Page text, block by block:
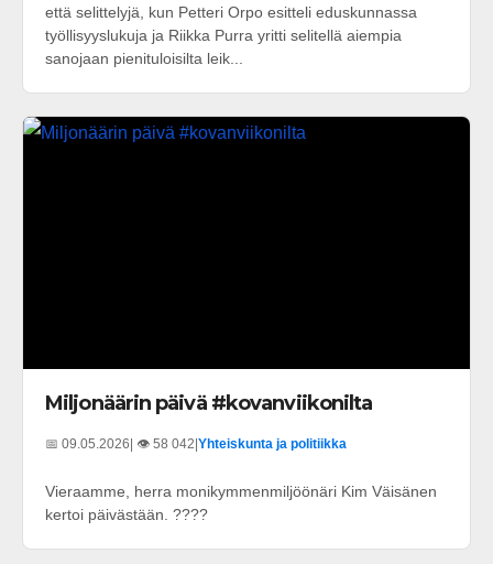
että selittelyjä, kun Petteri Orpo esitteli eduskunnassa
työllisyyslukuja ja Riikka Purra yritti selitellä aiempia
sanojaan pienituloisilta leik...
Miljonäärin päivä #kovanviikonilta
📅 09.05.2026| 👁️ 58 042|Yhteiskunta ja politiikka
Vieraamme, herra monikymmenmiljöönäri Kim Väisänen
kertoi päivästään. ????